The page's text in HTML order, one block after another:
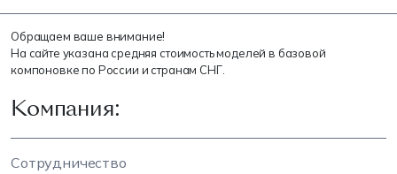
Обращаем ваше внимание!
На сайте указана средняя стоимость моделей в базовой
компоновке по России и странам СНГ.
Компания:
Сотрудничество